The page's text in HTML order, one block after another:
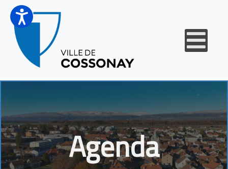
Agenda